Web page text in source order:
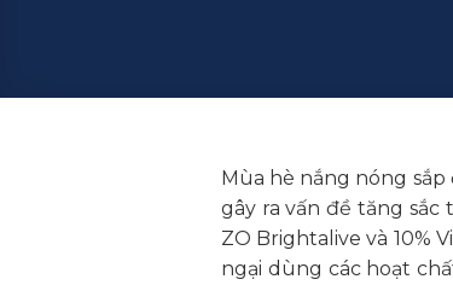
Mùa hè nắng nóng
gây ra vấn đề tăng
ZO Brightalive và 10%
ngại dùng các hoạt